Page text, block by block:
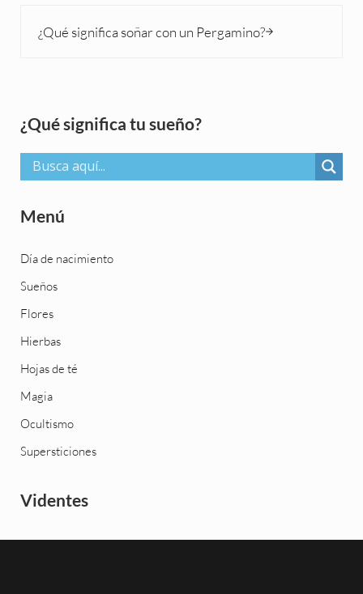
¿Qué significa soñar con un Pergamino?
Sidebar
¿Qué significa tu sueño?
Menú
Día de nacimiento
Sueños
Flores
Hierbas
Hojas de té
Magia
Ocultismo
Supersticiones
Videntes